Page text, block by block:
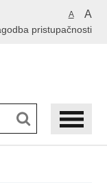
A A
pristupačnosti